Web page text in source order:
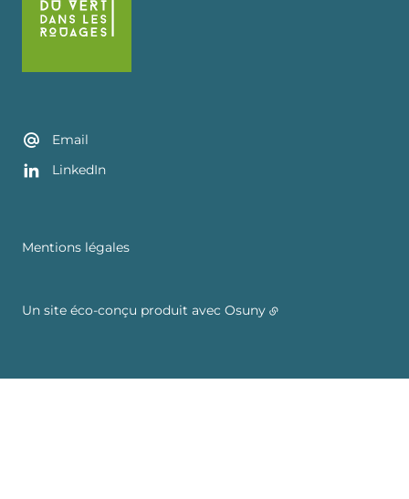
Email
LinkedIn
Mentions légales
Un site éco-conçu produit avec Osuny